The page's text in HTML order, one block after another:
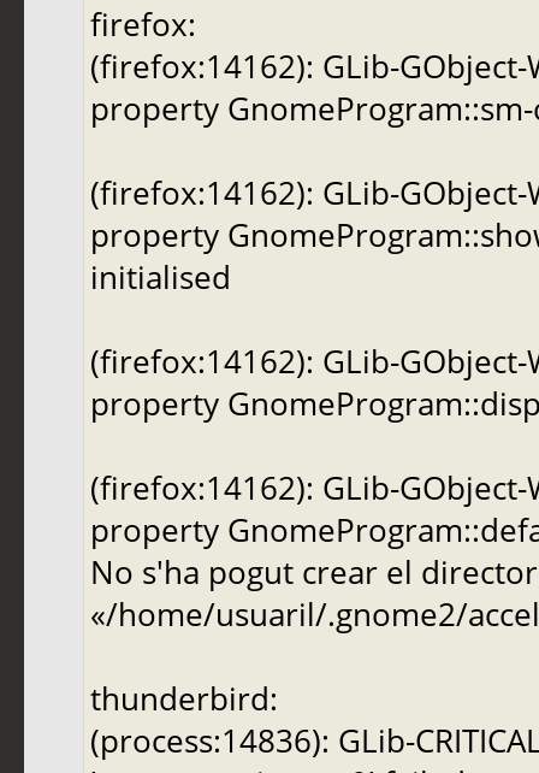
firefox:
(firefox:14162): GLib-
property
(firefox:14162): GLib-
property
initialised
(firefox:14162): GLib-
property
(firefox:14162): GLib-
property
No s'ha pogut crear el
«/home/usuaril/.gnome2/
thunderbird:
(process:14836): GLib-